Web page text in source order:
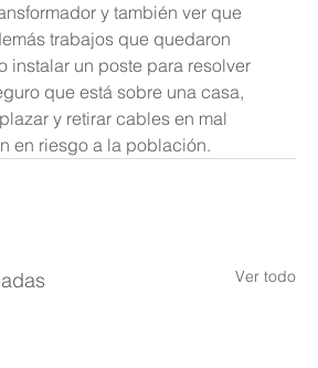
y también ver que
trabajos que quedaron
instalar un poste para resolver
que está sobre una casa,
y retirar cables en mal
en riesgo a la población.
Ver todo